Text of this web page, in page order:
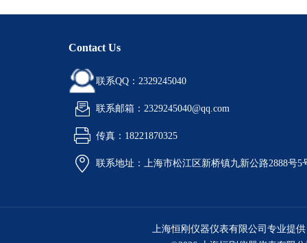
Contact Us
联系QQ：2329245040
联系邮箱：2329245040@qq.com
传真：18221870325
联系地址：上海市松江区新桥镇九新公路2888号5
上海恒刚仪器仪表有限公司专业提